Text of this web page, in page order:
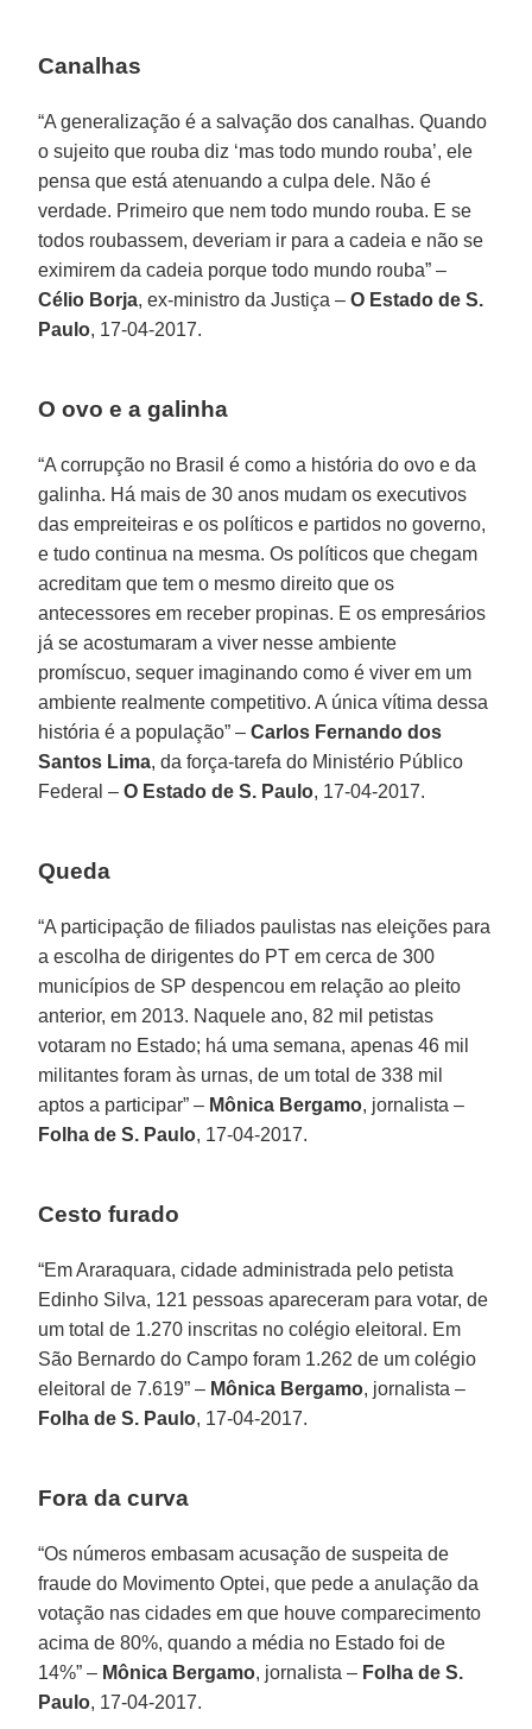
Canalhas
“A generalização é a salvação dos canalhas. Quando
o sujeito que rouba diz ‘mas todo mundo rouba’, ele
pensa que está atenuando a culpa dele. Não é
verdade. Primeiro que nem todo mundo rouba. E se
todos roubassem, deveriam ir para a cadeia e não se
eximirem da cadeia porque todo mundo rouba” –
Célio Borja, ex-ministro da Justiça –O Estado de S.
Paulo, 17-04-2017.
O ovo e a galinha
“A corrupção no Brasil é como a história do ovo e da
galinha. Há mais de 30 anos mudam os executivos
das empreiteiras e os políticos e partidos no governo,
e tudo continua na mesma. Os políticos que chegam
acreditam que tem o mesmo direito que os
antecessores em receber propinas. E os empresários
já se acostumaram a viver nesse ambiente
promíscuo, sequer imaginando como é viver em um
ambiente realmente competitivo. A única vítima dessa
história é a população” –Carlos Fernando dos
Santos Lima, da força-tarefa do Ministério Público
Federal –O Estado de S. Paulo, 17-04-2017.
Queda
“A participação de filiados paulistas nas eleições para
a escolha de dirigentes do PT em cerca de 300
municípios de SP despencou em relação ao pleito
anterior, em 2013. Naquele ano, 82 mil petistas
votaram no Estado; há uma semana, apenas 46 mil
militantes foram às urnas, de um total de 338 mil
aptos a participar” – Mônica Bergamo, jornalista –
Folha de S. Paulo, 17-04-2017.
Cesto furado
“Em Araraquara, cidade administrada pelo petista
Edinho Silva, 121 pessoas apareceram para votar, de
um total de 1.270 inscritas no colégio eleitoral. Em
São Bernardo do Campo foram 1.262 de um colégio
eleitoral de 7.619” – Mônica Bergamo, jornalista –
Folha de S. Paulo, 17-04-2017.
Fora da curva
“Os números embasam acusação de suspeita de
fraude do Movimento Optei, que pede a anulação da
votação nas cidades em que houve comparecimento
acima de 80%, quando a média no Estado foi de
14%” – Mônica Bergamo, jornalista – Folha de S.
Paulo, 17-04-2017.